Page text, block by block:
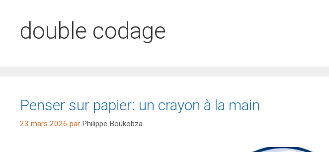
double codage
Penser sur papier: un crayon à la main
23 mars 2026 par Philippe Boukobza